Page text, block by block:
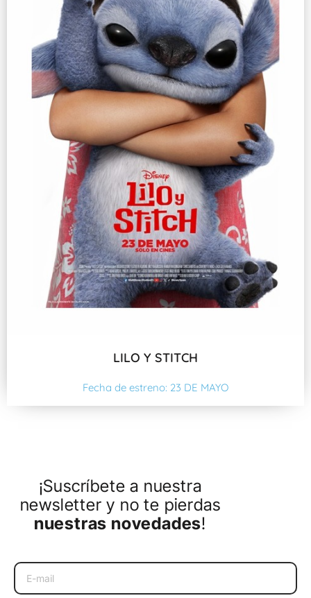
LILO Y STITCH
Fecha de estreno: 23 DE MAYO
¡Suscríbete a nuestra
newsletter y no te pierdas
nuestras novedades!
Email